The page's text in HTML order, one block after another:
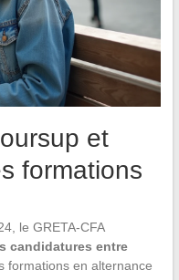
et
formations
le GRETA-CFA
candidatures entre
formations en alternance